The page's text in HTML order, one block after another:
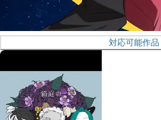
対応可能作品